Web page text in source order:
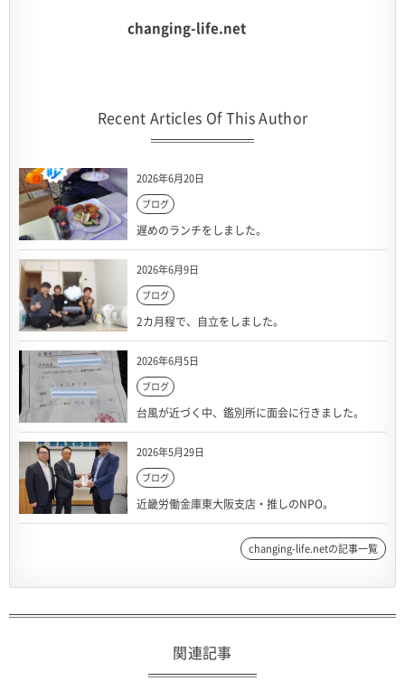
changing-life.net
Recent Articles Of This Author
2026年6月20日
ブログ
遅めのランチをしました。
2026年6月9日
ブログ
2カ月程で、自立をしました。
2026年6月5日
ブログ
台風が近づく中、鑑別所に面会に行きました。
2026年5月29日
ブログ
近畿労働金庫東大阪支店・推しのNPO。
changing-life.netの記事一覧
関連記事